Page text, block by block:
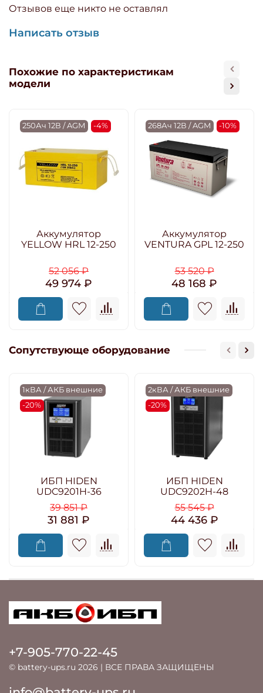
Отзывов еще никто не оставлял
Написать отзыв
Похожие по характеристикам
модели
250Ач 12В / AGM -4%
Аккумулятор
YELLOW HRL 12-250
52 056 ₽
49 974 ₽
268Ач 12В / AGM -10%
Аккумулятор
VENTURA GPL 12-250
53 520 ₽
48 168 ₽
Сопутствующе оборудование
1кВА / АКБ внешние
-20%
ИБП HIDEN
UDC9201H-36
39 851 ₽
31 881 ₽
2кВА / АКБ внешние
-20%
ИБП HIDEN
UDC9202H-48
55 545 ₽
44 436 ₽
+7-905-770-22-45
© battery-ups.ru 2026 | ВСЕ ПРАВА ЗАЩИЩЕНЫ